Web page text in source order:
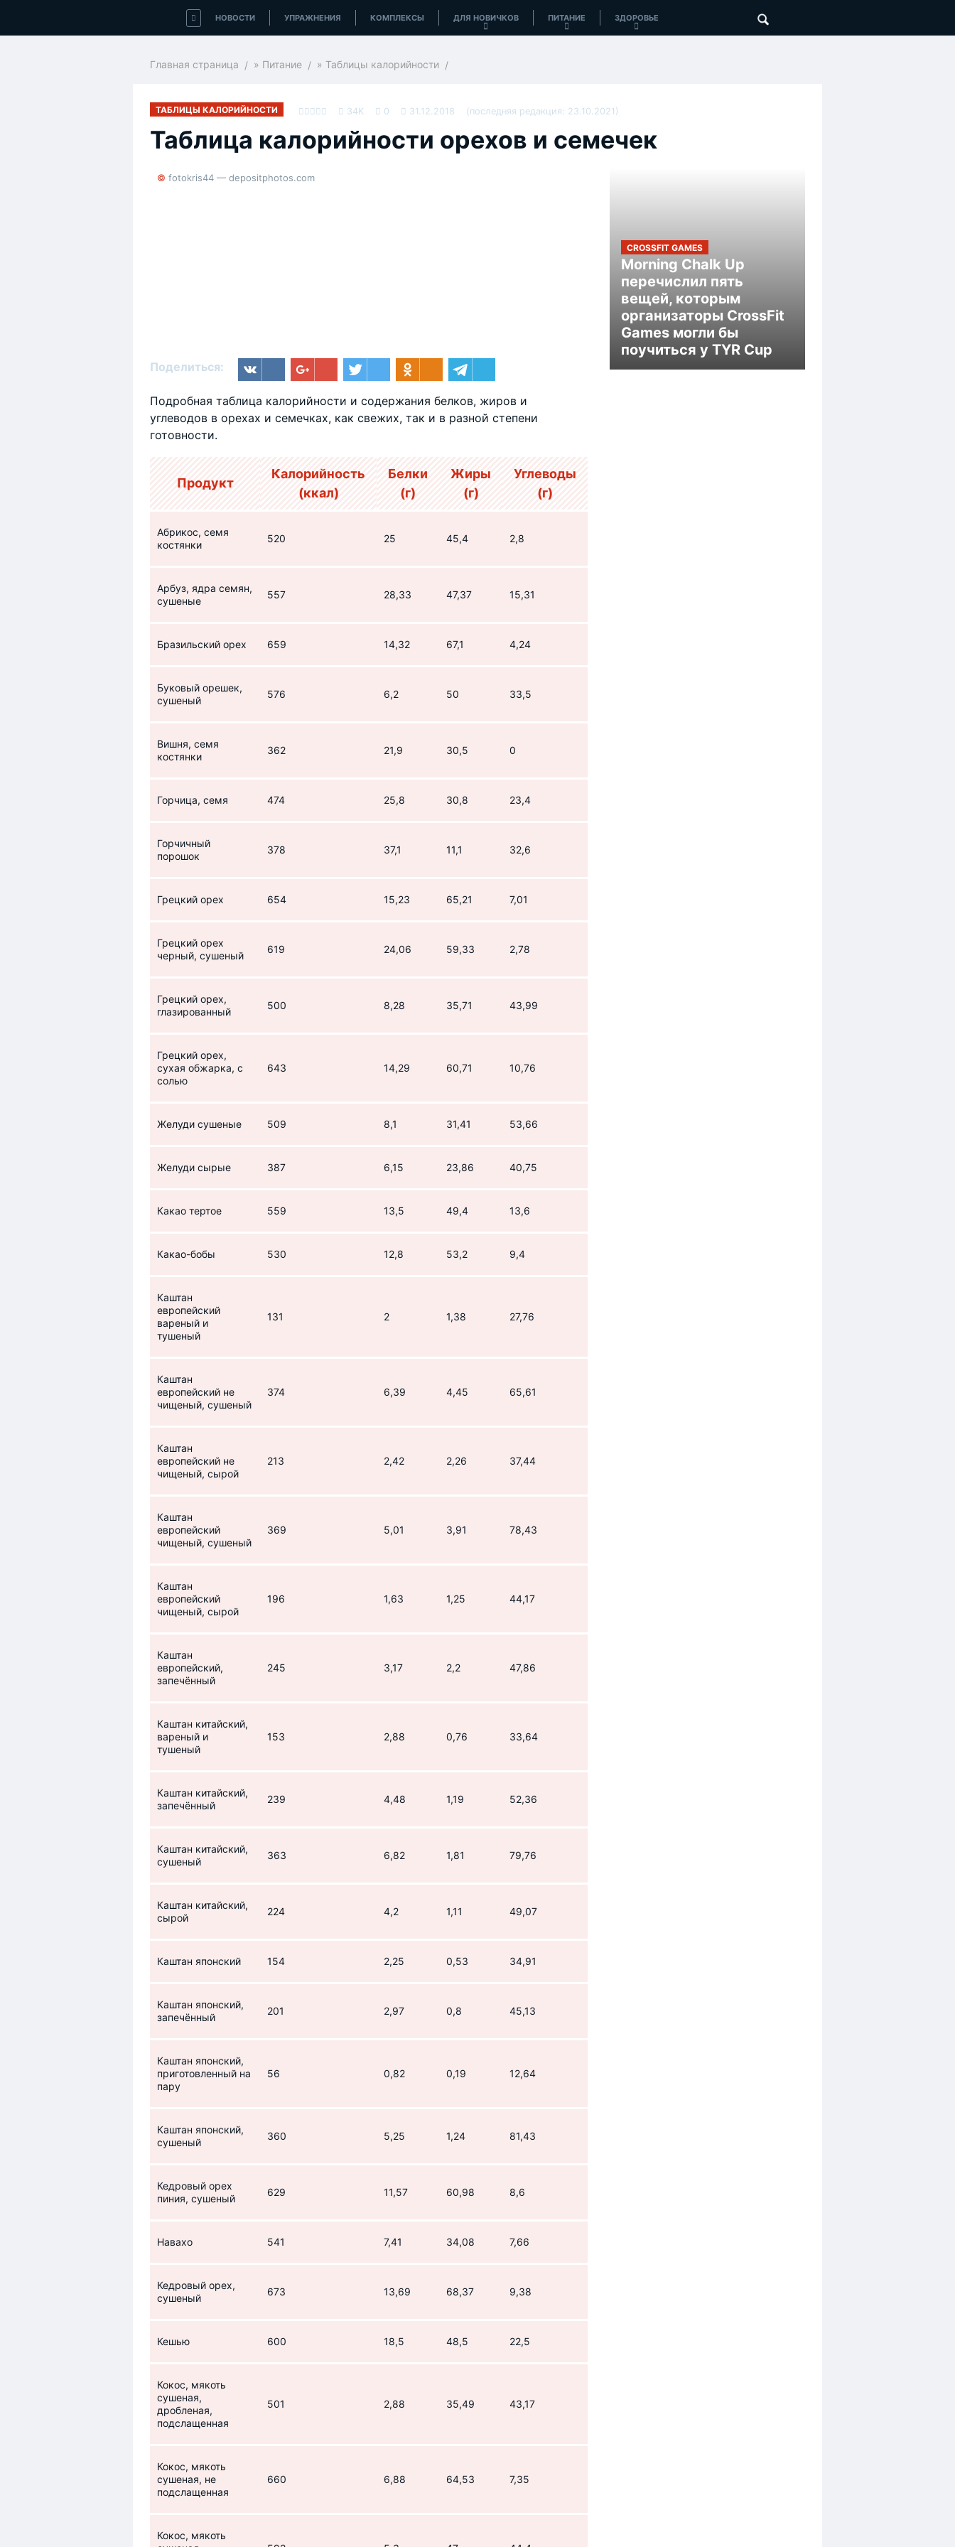
НОВОСТИ УПРАЖНЕНИЯ КОМПЛЕКСЫ ДЛЯ НОВИЧКОВ ПИТАНИЕ ЗДОРОВЬЕ
Главная страница » Питание » Таблицы калорийности
ТАБЛИЦЫ КАЛОРИЙНОСТИ 34K 0 31.12.2018 (последняя редакция: 23.10.2021)
Таблица калорийности орехов и семечек
© fotokris44 — depositphotos.com
Поделиться:
Подробная таблица калорийности и содержания белков, жиров и
углеводов в орехах и семечках, как свежих, так и в разной степени
готовности.
Продукт
Калорийность
(ккал)
Белки
(г)
Жиры
(г)
Углеводы
(г)
Абрикос, семя
костянки
520 25 45,4 2,8
Арбуз, ядра семян,
сушеные
557 28,33 47,37 15,31
Бразильский орех 659 14,32 67,1 4,24
Буковый орешек,
сушеный
576 6,2 50 33,5
Вишня, семя
костянки
362 21,9 30,5 0
Горчица, семя 474 25,8 30,8 23,4
Горчичный
порошок
378 37,1 11,1 32,6
Грецкий орех 654 15,23 65,21 7,01
Грецкий орех
черный, сушеный
619 24,06 59,33 2,78
Грецкий орех,
глазированный
500 8,28 35,71 43,99
Грецкий орех,
сухая обжарка, с
солью
643 14,29 60,71 10,76
Желуди сушеные 509 8,1 31,41 53,66
Желуди сырые 387 6,15 23,86 40,75
Какао тертое 559 13,5 49,4 13,6
Какао-бобы 530 12,8 53,2 9,4
Каштан
европейский
вареный и
тушеный
131 2 1,38 27,76
Каштан
европейский не
чищеный, сушеный
374 6,39 4,45 65,61
Каштан
европейский не
чищеный, сырой
213 2,42 2,26 37,44
Каштан
европейский
чищеный, сушеный
369 5,01 3,91 78,43
Каштан
европейский
чищеный, сырой
196 1,63 1,25 44,17
Каштан
европейский,
запечённый
245 3,17 2,2 47,86
Каштан китайский,
вареный и
тушеный
153 2,88 0,76 33,64
Каштан китайский,
запечённый
239 4,48 1,19 52,36
Каштан китайский,
сушеный
363 6,82 1,81 79,76
Каштан китайский,
сырой
224 4,2 1,11 49,07
Каштан японский 154 2,25 0,53 34,91
Каштан японский,
запечённый
201 2,97 0,8 45,13
Каштан японский,
приготовленный на
пару
56 0,82 0,19 12,64
Каштан японский,
сушеный
360 5,25 1,24 81,43
Кедровый орех
пиния, сушеный
629 11,57 60,98 8,6
Навахо 541 7,41 34,08 7,66
Кедровый орех,
сушеный
673 13,69 68,37 9,38
Кешью 600 18,5 48,5 22,5
Кокос, мякоть
сушеная,
дробленая,
подслащенная
501 2,88 35,49 43,17
Кокос, мякоть
сушеная, не
подслащенная
660 6,88 64,53 7,35
Кокос, мякоть
CROSSFIT GAMES
Morning Chalk Up
перечислил пять
вещей, которым
организаторы CrossFit
Games могли бы
поучиться у TYR Cup